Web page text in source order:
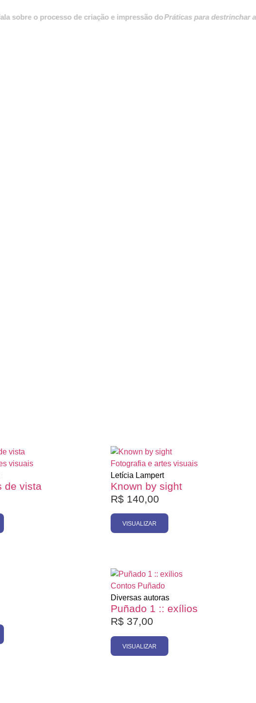
o processo de criação e impressão doPráticas para destrinchar a cidade.
visuais
de vista
Fotografia e artes visuais
Letícia Lampert
Known by sight
R$ 140,00
VISUALIZAR
Contos Puñado
Diversas autoras
Puñado 1 :: exílios
R$ 37,00
VISUALIZAR